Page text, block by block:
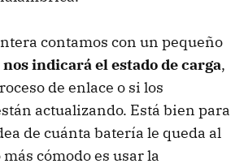
contamos con un pequeño
indicará el estado de carga,
de enlace o si los
actualizando. Está bien para
de cuánta batería le queda al
cómodo es usar la